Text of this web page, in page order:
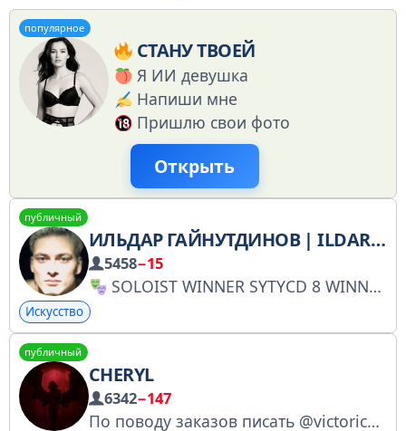
популярное
СТАНУ ТВОЕЙ
Я ИИ девушка
Напиши мне
Пришлю свои фото
Открыть
публичный
ИЛЬДАР ГАЙНУТДИНОВ | ILDAR YOUNG
5458−15
SOLOIST WINNER SYTYCD 8 WINNER DANCE REVOLUTION 2 WINNER WOD POLSKA TV SHOW TOP-4 ТАНЦЫ НА ТНТ Сотрудничество: what’s app 8 916 933 99 47 https://vk.com/ildaryoung https://www.instagram.com
Искусство
публичный
CHERYL
6342−147
По поводу заказов писать @victorichna Бусти: https://boosty.to/cherylw/purchase/2368734?ssource=DIRECT&share=subscription_link